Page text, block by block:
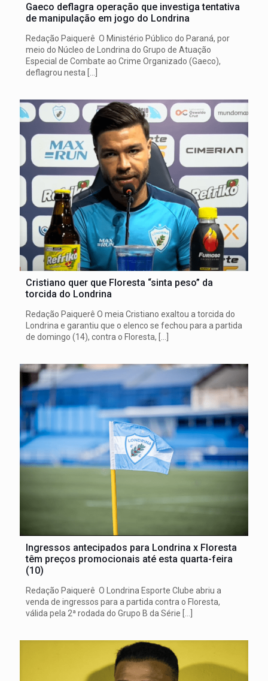
Gaeco deflagra operação que investiga tentativa
de manipulação em jogo do Londrina
Redação Paiquerê O Ministério Público do Paraná, por
meio do Núcleo de Londrina do Grupo de Atuação
Especial de Combate ao Crime Organizado (Gaeco),
deflagrou nesta […]
Cristiano quer que Floresta “sinta peso” da
torcida do Londrina
Redação Paiquerê O meia Cristiano exaltou a torcida do
Londrina e garantiu que o elenco se fechou para a partida
de domingo (14), contra o Floresta,
Ingressos antecipados para Londrina x Floresta
têm preços promocionais até esta quarta-feira
(10)
Redação Paiquerê O Londrina Esporte Clube abriu a
venda de ingressos para a partida contra o Floresta,
válida pela 2ª rodada do Grupo B da Série […]